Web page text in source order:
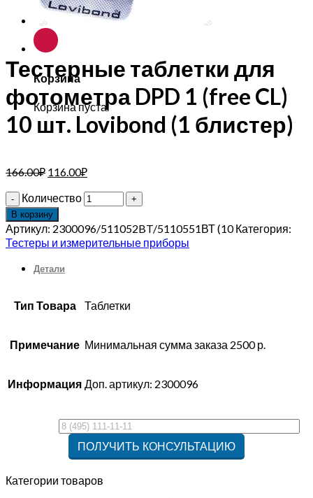
Корзина
Корзина пуста.
Тестерные таблетки для
фотометра DPD 1 (free CL)
10 шт. Lovibond (1 блистер)
166.00₽ 116.00₽
Количество
В корзину
Артикул: 2300096/511052BT/5110551ВТ (10 Категория:
Тестеры и измерительные приборы
Детали
Тип Товара Таблетки
Примечание Минимальная сумма заказа 2500 р.
Информация Доп. артикул: 2300096
Категории товаров